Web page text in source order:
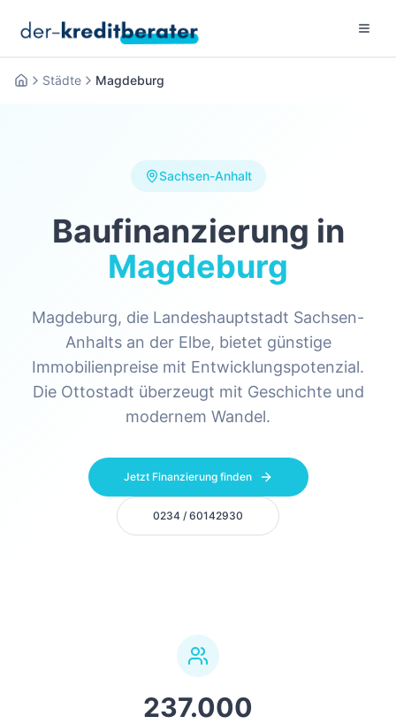
Menu
Startseite
Städte Magdeburg
Sachsen-Anhalt
Baufinanzierung in
Magdeburg
Magdeburg, die Landeshauptstadt Sachsen-
Anhalts an der Elbe, bietet günstige
Immobilienpreise mit Entwicklungspotenzial.
Die Ottostadt überzeugt mit Geschichte und
modernem Wandel.
Jetzt Finanzierung finden
0234 / 60142930
237.000